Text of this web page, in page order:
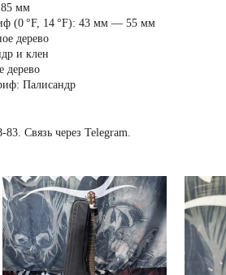
85 мм
(0 °F, 14 °F): 43 мм — 55 мм
дерево
и клен
дерево
Палисандр
Связь через Telegram.